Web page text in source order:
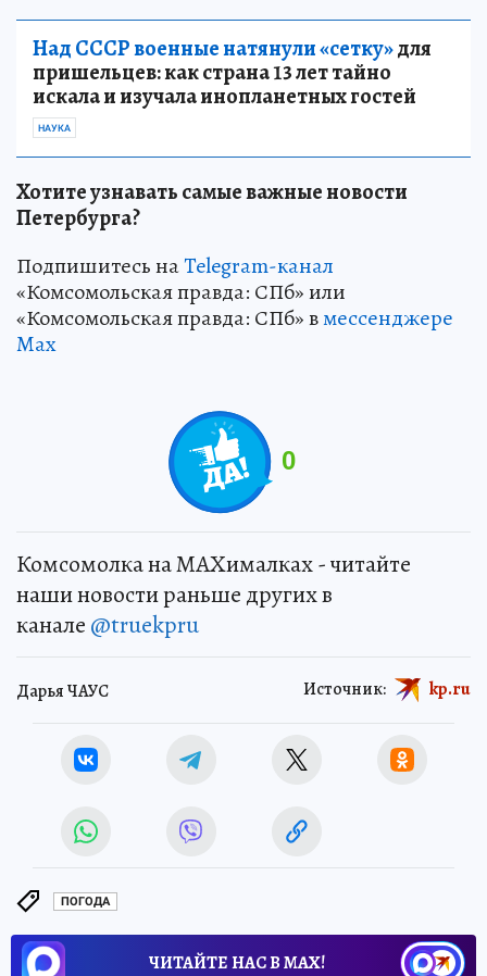
Над СССР военные натянули «сетку»для
пришельцев: как страна 13 лет тайно
искала и изучала инопланетных гостей
НАУКА
Хотите узнавать самые важные новости
Петербурга?
Подпишитесь наTelegram-канал
«Комсомольская правда: СПб» или
«Комсомольская правда: СПб» вмессенджере
Max
0
Комсомолка на MAXималках - читайте
наши новости раньше других в
канале @truekpru
Дарья ЧАУС Источник: kp.ru
ПОГОДА
ЧИТАЙТЕ НАС В МАХ!